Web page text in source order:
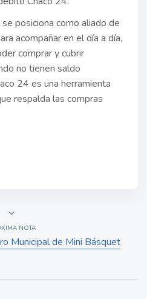
posiciona como aliado de
acompañar en el día a día,
comprar y cubrir
no tienen saldo
24 es una herramienta
respalda las compras
NOTA
Municipal de Mini Básquet